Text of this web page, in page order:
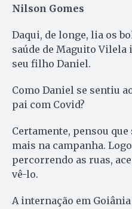
Nilson Gomes
Daqui, de longe, lia os
saúde de Maguito Vilela
seu filho Daniel.
Como Daniel se sentiu
pai com Covid?
Certamente, pensou
mais na campanha.
percorrendo as ruas,
vê-lo.
A internação em